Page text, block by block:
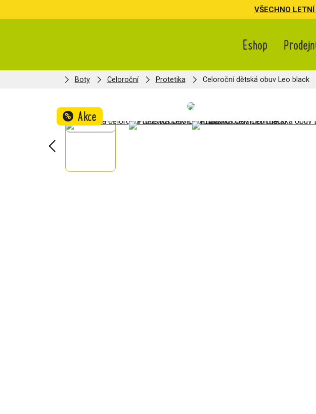
VŠECHNO
Eshop
Boty Celoroční Protetika Celoroční dětská obuv Leo black
% Akce